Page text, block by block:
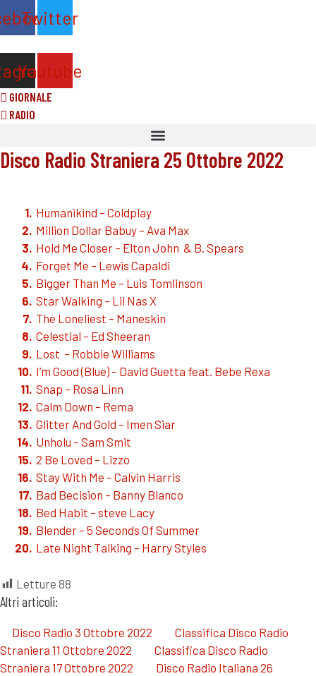
al
Twitter
Youtube
GIORNALE
RADIO
Disco Radio Straniera 25 Ottobre 2022
Humanikind – Coldplay
Million Dollar Babuy – Ava Max
Hold Me Closer – Elton John & B. Spears
Forget Me – Lewis Capaldi
Bigger Than Me – Luis Tomlinson
Star Walking – Lil Nas X
The Loneliest – Maneskin
Celestial – Ed Sheeran
Lost – Robbie Williams
I’m Good (Blue) – David Guetta feat. Bebe Rexa
Snap – Rosa Linn
Calm Down – Rema
Glitter And Gold – Imen Siar
Unholu – Sam Smit
2 Be Loved – Lizzo
Stay With Me – Calvin Harris
Bad Becision – Banny Blanco
Bed Habit – steve Lacy
Blender – 5 Seconds Of Summer
Late Night Talking – Harry Styles
Letture 88
Altri articoli:
Disco Radio 3 Ottobre 2022
Classifica Disco Radio
Straniera 11 Ottobre 2022
Classifica Disco Radio
Straniera 17 Ottobre 2022
Disco Radio Italiana 26